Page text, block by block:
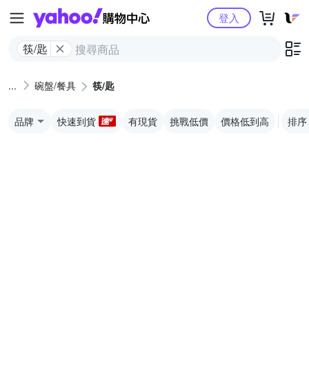
Yahoo購物中心
筷/匙
登入
碗盤/餐具 筷/匙
品牌 快速到貨 有現貨 挑戰低價 價格低到高 排序